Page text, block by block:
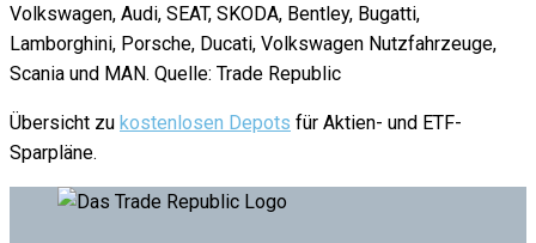
Volkswagen, Audi, SEAT, SKODA, Bentley, Bugatti,
Lamborghini, Porsche, Ducati, Volkswagen Nutzfahrzeuge,
Scania und MAN. Quelle: Trade Republic
Übersicht zu kostenlosen Depots für Aktien- und ETF-
Sparpläne.